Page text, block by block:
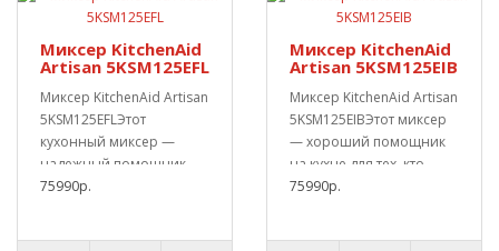
Миксер KitchenAid
Artisan 5KSM125EFL
Миксер KitchenAid Artisan
5KSM125EFLЭтот
кухонный миксер —
надежный помощник
для приготовления
75990р.
Миксер KitchenAid
Artisan 5KSM125EIB
Миксер KitchenAid Artisan
5KSM125EIBЭтот миксер
— хороший помощник
на кухне для тех, кто
любит готов..
75990р.